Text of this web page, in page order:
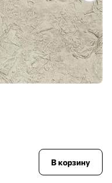
В корзину